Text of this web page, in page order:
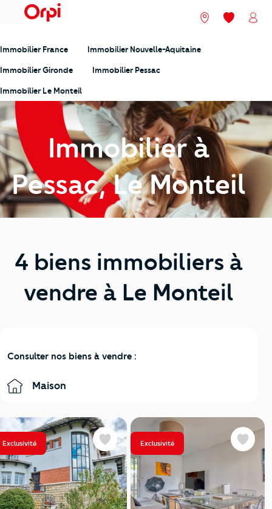
menu Nos agences
Mes
Immobilier France Immobilier Nouvelle-Aquitaine
Immobilier Gironde Immobilier Pessac
Immobilier Le Monteil
Immobilier à
Pessac, Le Monteil
4 biens immobiliers à
vendre à Le Monteil
Consulter nos biens à vendre :
Maison
Exclusivité Favoris Exclusivité Favoris